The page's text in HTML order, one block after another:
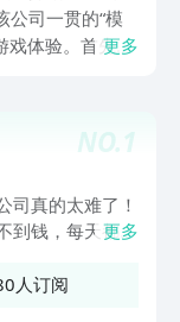
公司一贯的“模
戏体验。首先，
管理。其次，游
学到许多管理技
更多
NO.1
司真的太难了！
到钱，每天都在
，我们已经连
更多
人订阅